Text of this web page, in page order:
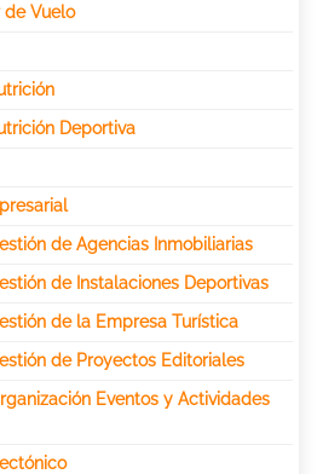
de Vuelo
Deportiva
de Agencias Inmobiliarias
de Instalaciones Deportivas
de la Empresa Turística
de Proyectos Editoriales
Eventos y Actividades